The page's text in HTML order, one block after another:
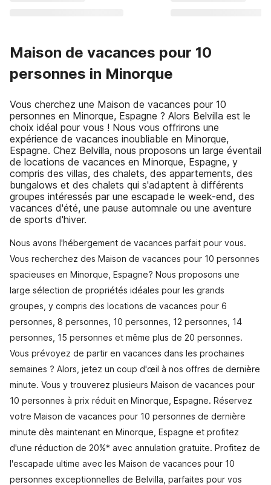
Maison de vacances pour 10
personnes in Minorque
Vous cherchez une Maison de vacances pour 10
personnes en Minorque, Espagne ? Alors Belvilla est le
choix idéal pour vous ! Nous vous offrirons une
expérience de vacances inoubliable en Minorque,
Espagne. Chez Belvilla, nous proposons un large éventail
de locations de vacances en Minorque, Espagne, y
compris des villas, des chalets, des appartements, des
bungalows et des chalets qui s'adaptent à différents
groupes intéressés par une escapade le week-end, des
vacances d'été, une pause automnale ou une aventure
de sports d'hiver.
Nous avons l'hébergement de vacances parfait pour vous.
Vous recherchez des Maison de vacances pour 10 personnes
spacieuses en Minorque, Espagne? Nous proposons une
large sélection de propriétés idéales pour les grands
groupes, y compris des locations de vacances pour 6
personnes, 8 personnes, 10 personnes, 12 personnes, 14
personnes, 15 personnes et même plus de 20 personnes.
Vous prévoyez de partir en vacances dans les prochaines
semaines ? Alors, jetez un coup d'œil à nos offres de dernière
minute. Vous y trouverez plusieurs Maison de vacances pour
10 personnes à prix réduit en Minorque, Espagne. Réservez
votre Maison de vacances pour 10 personnes de dernière
minute dès maintenant en Minorque, Espagne et profitez
d'une réduction de 20%* avec annulation gratuite. Profitez de
l'escapade ultime avec les Maison de vacances pour 10
personnes exceptionnelles de Belvilla, parfaites pour vos